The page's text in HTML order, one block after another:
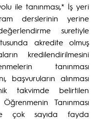
ile tanınması,* İş yeri
derslerinin yerine
suretiyle
akredite olmuş
kredilendirilmesini
tanınması
başvuruların alınması
takvimde belirtilen
Tanınması
çok sayıda fayda